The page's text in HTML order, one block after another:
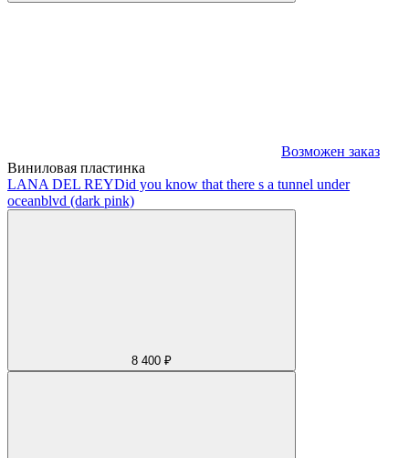
Возможен заказ
Виниловая пластинка
LANA DEL REYDid you know that there s a tunnel under
oceanblvd (dark pink)
8 400 ₽